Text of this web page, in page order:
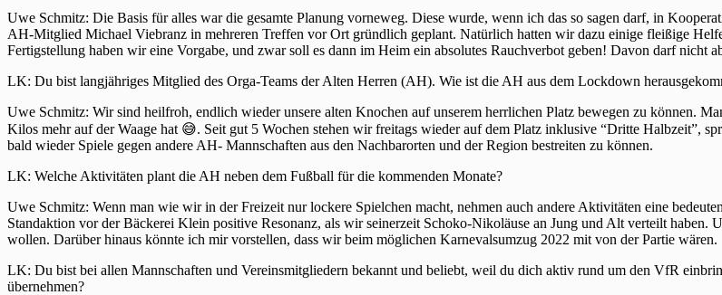
Uwe Schmitz: Die Basis für alles war die gesamte Planung vorneweg. Diese wurde, wenn ich das so sagen darf, in
AH-Mitglied Michael Viebranz in mehreren Treffen vor Ort gründlich geplant. Natürlich hatten wir dazu einige fleißige
Fertigstellung haben wir eine Vorgabe, und zwar soll es dann im Heim ein absolutes Rauchverbot geben! Davon darf nicht
LK: Du bist langjähriges Mitglied des Orga-Teams der Alten Herren (AH). Wie ist die AH aus dem Lockdown
Uwe Schmitz: Wir sind heilfroh, endlich wieder unsere alten Knochen auf unserem herrlichen Platz bewegen zu können.
Kilos mehr auf der Waage hat 😅. Seit gut 5 Wochen stehen wir freitags wieder auf dem Platz inklusive “Dritte Halbzeit”,
bald wieder Spiele gegen andere AH- Mannschaften aus den Nachbarorten und der Region bestreiten zu können.
LK: Welche Aktivitäten plant die AH neben dem Fußball für die kommenden Monate?
Uwe Schmitz: Wenn man wie wir in der Freizeit nur lockere Spielchen macht, nehmen auch andere Aktivitäten eine
Standaktion vor der Bäckerei Klein positive Resonanz, als wir seinerzeit Schoko-Nikoläuse an Jung und Alt verteilt
wollen. Darüber hinaus könnte ich mir vorstellen, dass wir beim möglichen Karnevalsumzug 2022 mit von der Partie wären.
LK: Du bist bei allen Mannschaften und Vereinsmitgliedern bekannt und beliebt, weil du dich aktiv rund um den VfR
übernehmen?